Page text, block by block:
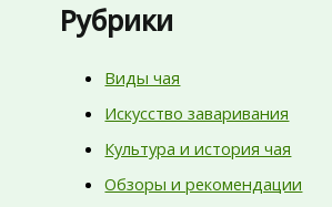
Рубрики
Виды чая
Искусство заваривания
Культура и история чая
Обзоры и рекомендации